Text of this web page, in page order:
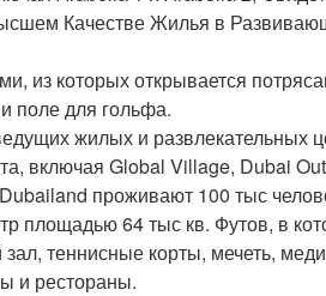
Качестве Жилья в
из которых открывается
поле для гольфа.
жилых и развлекательных
включая Global Village, Dubai
проживают 100 тыс
площадью 64 тыс кв. Футов, в
теннисные корты, мечеть,
и рестораны.